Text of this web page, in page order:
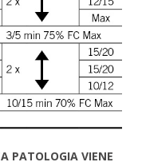
PATOLOGIA VIENE